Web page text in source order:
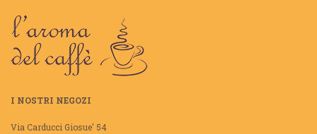
I NOSTRI NEGOZI
Via Carducci Giosue' 54